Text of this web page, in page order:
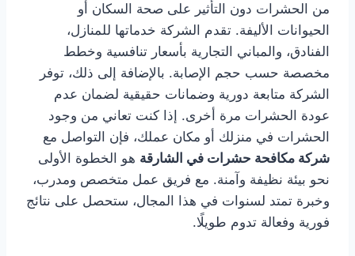
من الحشرات دون التأثير على صحة السكان أو
الحيوانات الأليفة. تقدم الشركة خدماتها للمنازل،
الفنادق، والمباني التجارية بأسعار تنافسية وخطط
مخصصة حسب حجم الإصابة. بالإضافة إلى ذلك، توفر
الشركة متابعة دورية وضمانات حقيقية لضمان عدم
عودة الحشرات مرة أخرى. إذا كنت تعاني من وجود
الحشرات في منزلك أو مكان عملك، فإن التواصل مع
شركة مكافحة حشرات في الشارقة هو الخطوة الأولى
نحو بيئة نظيفة وآمنة. مع فريق عمل متخصص ومدرب،
وخبرة تمتد لسنوات في هذا المجال، ستحصل على نتائج
فورية وفعالة تدوم طويلًا.